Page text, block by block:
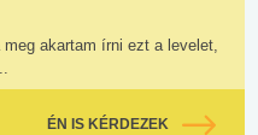
akartam írni ezt a levelet,
ÉN IS KÉRDEZEK